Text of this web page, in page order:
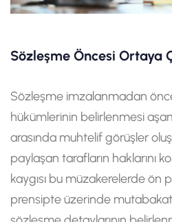
Sözleşme Öncesi Ortaya
Sözleşme imzalanmadan
hükümlerinin belirlenmesi
arasında muhtelif görüşler
paylaşan tarafların haklarını
kaygısı bu müzakerelerde ön
prensipte üzerinde